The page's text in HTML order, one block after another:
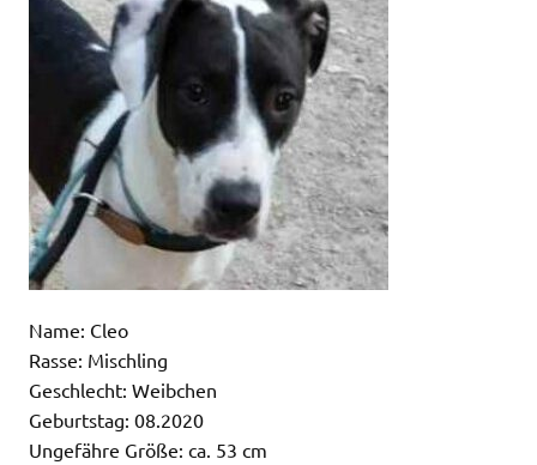
Name: Cleo
Rasse: Mischling
Geschlecht: Weibchen
Geburtstag: 08.2020
Ungefähre Größe: ca. 53 cm